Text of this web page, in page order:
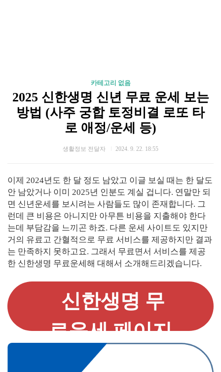
카테고리 없음
2025 신한생명 신년 무료 운세 보는
방법 (사주 궁합 토정비결 로또 타
로 애정/운세 등)
생활정보 전달자 2024. 9. 22. 18:55
이제 2024년도 한 달 정도 남았고 이글 보실 때는 한 달도
안 남았거나 이미 2025년 인분도 계실 겁니다. 연말만 되
면 신년운세를 보시려는 사람들도 많이 존재합니다. 그
런데 큰 비용은 아니지만 아무튼 비용을 지출해야 한다
는데 부담감을 느끼곤 하죠. 다른 운세 사이트도 있지만
거의 유료고 간혈적으로 무료 서비스를 제공하지만 결과
는 만족하지 못하고요. 그래서 무료면서 서비스를 제공
한 신한생명 무료운세해 대해서 소개해드리겠습니다.
신한생명 무
료운세 페이지
가기